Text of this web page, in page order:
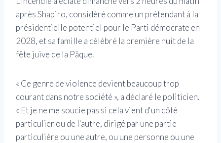
après Shapiro, considéré comme un prétendant à la
présidentielle potentiel pour le Parti démocrate en
2028, et sa famille a célébré la première nuit de la
fête juive de la Pâque.
« Ce genre de violence devient beaucoup trop
courant dans notre société », a déclaré le politicien.
« Et je ne me soucie pas si cela vient d'un côté
particulier ou de l'autre, dirigé par une partie
particulière ou une autre, ou une personne ou une